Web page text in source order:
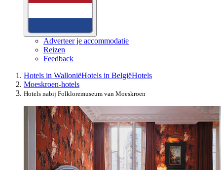
Adverteer je accommodatie
Reizen
Feedback
Hotels in WalloniëHotels in BelgiëHotels
Moeskroen-hotels
Hotels nabij Folkloremuseum van Moeskroen